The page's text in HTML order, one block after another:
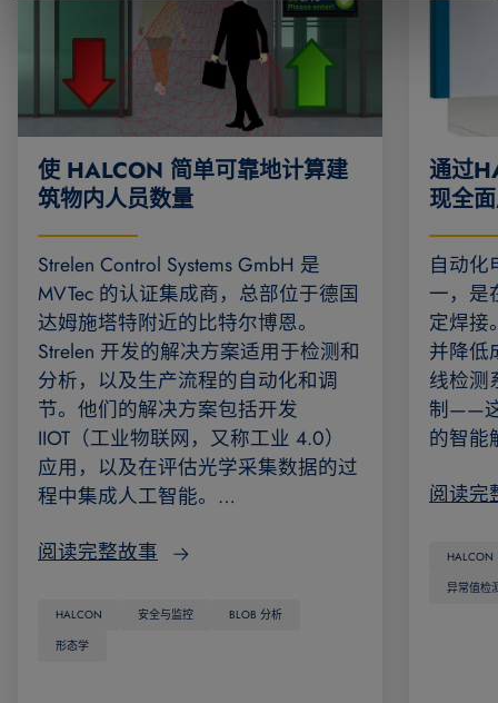
使 HALCON 简单可靠地计算建
筑物内人员数量
Strelen Control Systems GmbH 是
MVTec 的认证集成商，总部位于德国
达姆施塔特附近的比特尔博恩。
Strelen 开发的解决方案适用于检测和
分析，以及生产流程的自动化和调
节。他们的解决方案包括开发
IIOT（工业物联网，又称工业 4.0）
应用，以及在评估光学采集数据的过
程中集成人工智能。…
阅读完整故事
HALCON 安全与监控
BLOB 分析
形态学
通过
现全
自动化
一，是
定焊接
并降低
线检测
制——
的智
阅读完
HALCON
异常值检